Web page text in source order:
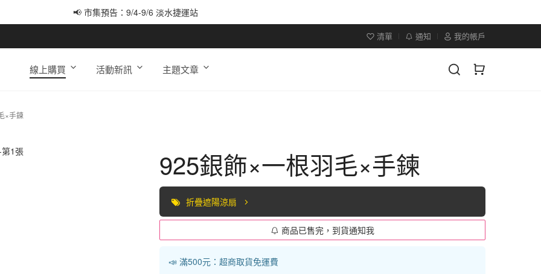
📢 市集預告：9/4-9/6 淡水捷運站
清單 通知 我的帳戶
線上購買 活動新訊 主題文章
×手鍊
925銀飾×一根羽毛×手鍊
折疊遮陽涼扇
商品已售完，到貨通知我
📣 滿500元：超商取貨免運費